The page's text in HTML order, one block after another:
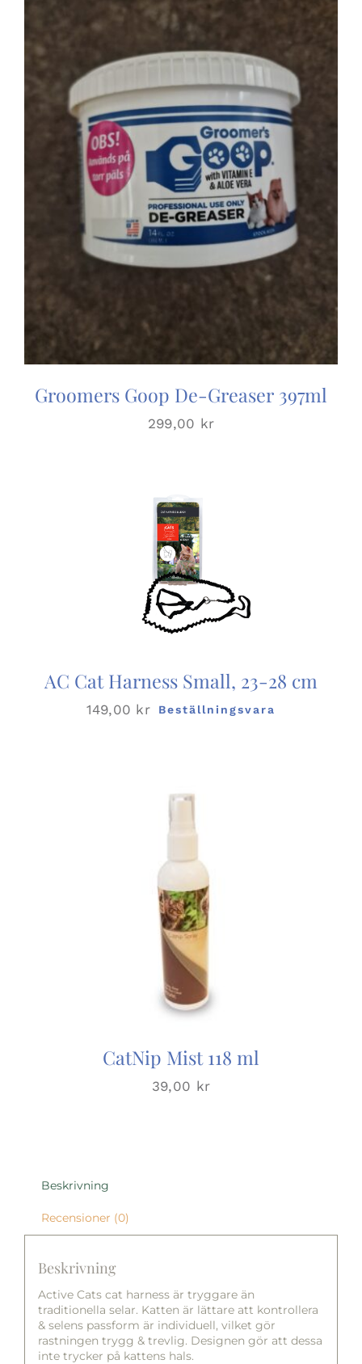
Groomers Goop De-Greaser 397ml
299,00 kr
AC Cat Harness Small, 23-28 cm
149,00 kr Beställningsvara
CatNip Mist 118 ml
39,00 kr
Beskrivning
Recensioner (0)
Beskrivning
Active Cats cat harness är tryggare än
traditionella selar. Katten är lättare att kontrollera
& selens passform är individuell, vilket gör
rastningen trygg & trevlig. Designen gör att dessa
inte trycker på kattens hals.